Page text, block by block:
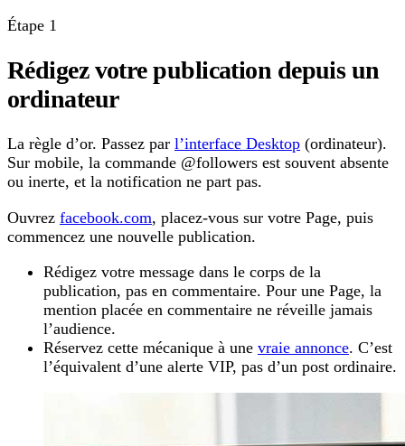
Étape 1
Rédigez votre publication depuis un
ordinateur
La règle d’or. Passez par l’interface Desktop (ordinateur).
Sur mobile, la commande @followers est souvent absente
ou inerte, et la notification ne part pas.
Ouvrez facebook.com, placez-vous sur votre Page, puis
commencez une nouvelle publication.
Rédigez votre message dans le corps de la
publication, pas en commentaire. Pour une Page, la
mention placée en commentaire ne réveille jamais
l’audience.
Réservez cette mécanique à une vraie annonce. C’est
l’équivalent d’une alerte VIP, pas d’un post ordinaire.